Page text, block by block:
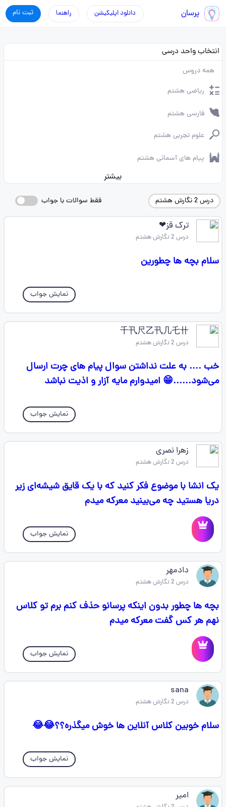
پرسان ثبت نام راهنما دانلود اپلیکیشن
انتخاب واحد درسی
همه دروس
ریاضی هشتم
فارسی هشتم
علوم تجربی هشتم
پیام های آسمانی هشتم
بیشتر
درس 2 نگارش هشتم فقط سوالات با جواب
ترک قز❤
درس 2 نگارش هشتم
سلام بچه ها چطورین
نمایش جواب
千卂尺乙卂几乇卄
درس 2 نگارش هشتم
خب .... به علت نداشتن سوال پیام های چرت ارسال
می‌شود......😁 امیدوارم مایه آزار و اذیت نباشد
نمایش جواب
زهرا نصری
درس 2 نگارش هشتم
یک انشا با موضوع فکر کنید که با یک قایق شیشه‌ای زیر
دریا هستید چه می‌بینید معرکه میدم
نمایش جواب
دادمهر
درس 2 نگارش هشتم
بچه ها چطور بدون اینکه پرسانو حذف کنم برم تو کلاس
نهم هر کس گفت معرکه میدم
نمایش جواب
sana
درس 2 نگارش هشتم
سلام خوبین کلاس آنلاین ها خوش میگذره؟؟😂😂
نمایش جواب
امیر